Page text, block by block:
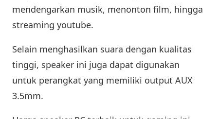
mendengarkan musik, menonton film, hingga
streaming youtube.
Selain menghasilkan suara dengan kualitas
tinggi, speaker ini juga dapat digunakan
untuk perangkat yang memiliki output AUX
3.5mm.